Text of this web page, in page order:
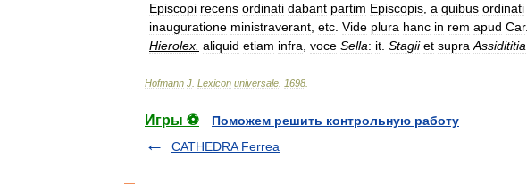
Episcopi recens ordinati dabant partim Episcopis a quibus ordinati
inauguratione ministraverant etc Vide plura hanc in rem apud Car.
Hierolex aliquid etiam infra voce Sella: it Stagii et supra Assidititia
Hofmann J Lexicon universale 1698
Игры ⚽
Поможем решить контрольную работу
CATHEDRA Ferrea